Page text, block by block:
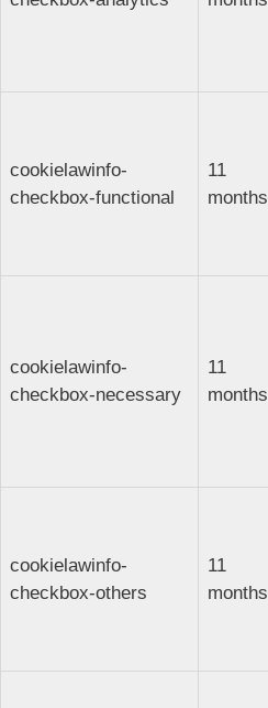
cookielawinfo-
checkbox-functional
11
months
cookielawinfo-
checkbox-necessary
11
months
cookielawinfo-
checkbox-others
11
months